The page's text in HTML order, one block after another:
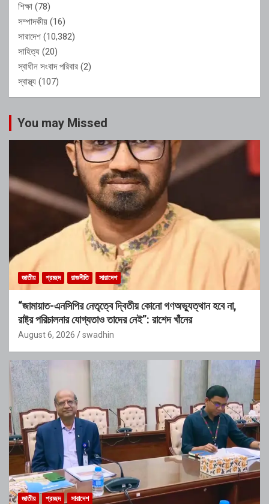
শিক্ষা (78)
সম্পাদকীয় (16)
সারাদেশ (10,382)
সাহিত্য (20)
স্বাধীন সংবাদ পরিবার (2)
স্বাস্থ্য (107)
You may Missed
জাতীয় প্রচ্ছদ রাজনীতি সারাদেশ
“জামায়াত-এনসিপির নেতৃত্বে দ্বিতীয় কোনো গণঅভ্যুত্থান হবে না,
রাষ্ট্র পরিচালনার যোগ্যতাও তাদের নেই”: রাশেদ খাঁনের
August 6, 2026 swadhin
জাতীয় প্রচ্ছদ সারাদেশ